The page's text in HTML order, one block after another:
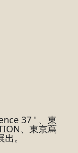
37 ' 、東
、東京蔦
。